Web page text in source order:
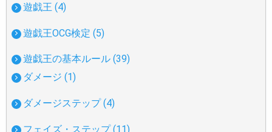
遊戯王 (4)
遊戯王OCG検定 (5)
遊戯王の基本ルール (39)
ダメージ (1)
ダメージステップ (4)
フェイズ・ステップ (11)